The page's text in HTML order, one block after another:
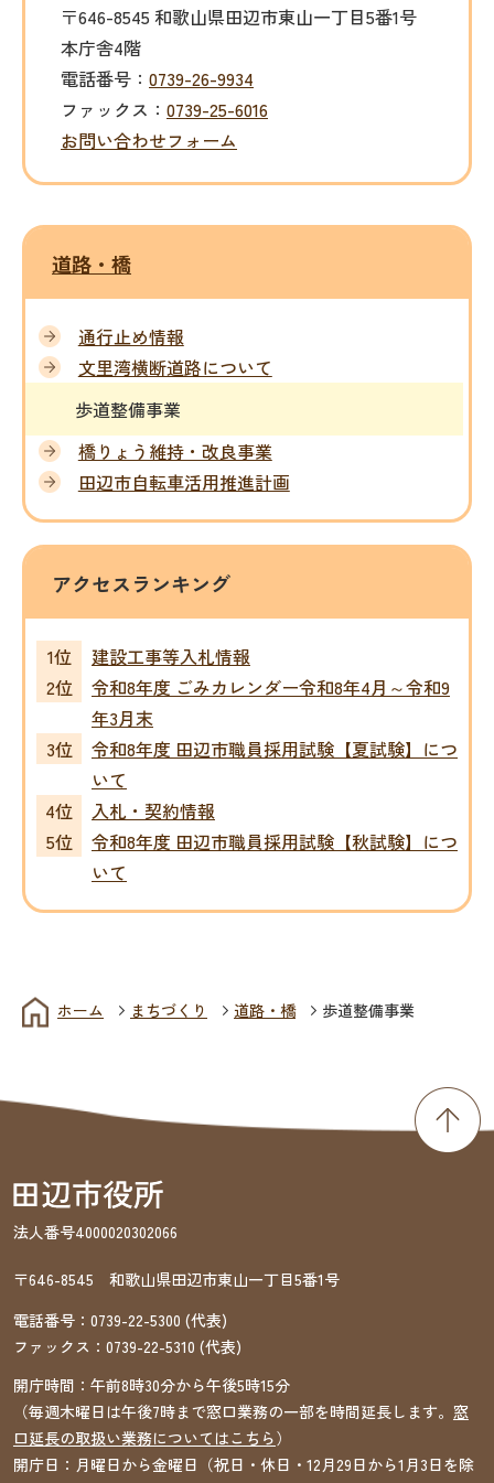
〒646-8545 和歌山県田辺市東山一丁目5番1号
本庁舎4階
電話番号： 0739-26-9934
ファックス： 0739-25-6016
お問い合わせフォーム
道路・橋
通行止め情報
文里湾横断道路について
歩道整備事業
橋りょう維持・改良事業
田辺市自転車活用推進計画
アクセスランキング
建設工事等入札情報
令和8年度 ごみカレンダー令和8年4月～令和9
年3月末
令和8年度 田辺市職員採用試験【夏試験】につ
いて
入札・契約情報
令和8年度 田辺市職員採用試験【秋試験】につ
いて
ホーム まちづくり 道路・橋 歩道整備事業
法人番号4000020302066
〒646-8545 和歌山県田辺市東山一丁目5番1号
電話番号： 0739-22-5300 (代表)
ファックス： 0739-22-5310 (代表)
開庁時間：午前8時30分から午後5時15分
（毎週木曜日は午後7時まで窓口業務の一部を時間延長します。 窓
口延長の取扱い業務についてはこちら）
開庁日：月曜日から金曜日（祝日・休日・12月29日から1月3日を除